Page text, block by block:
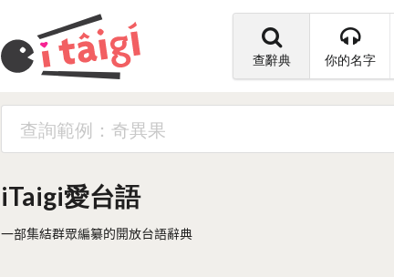
查辭典 你的名字
iTaigi愛台語
一部集結群眾編纂的開放台語辭典